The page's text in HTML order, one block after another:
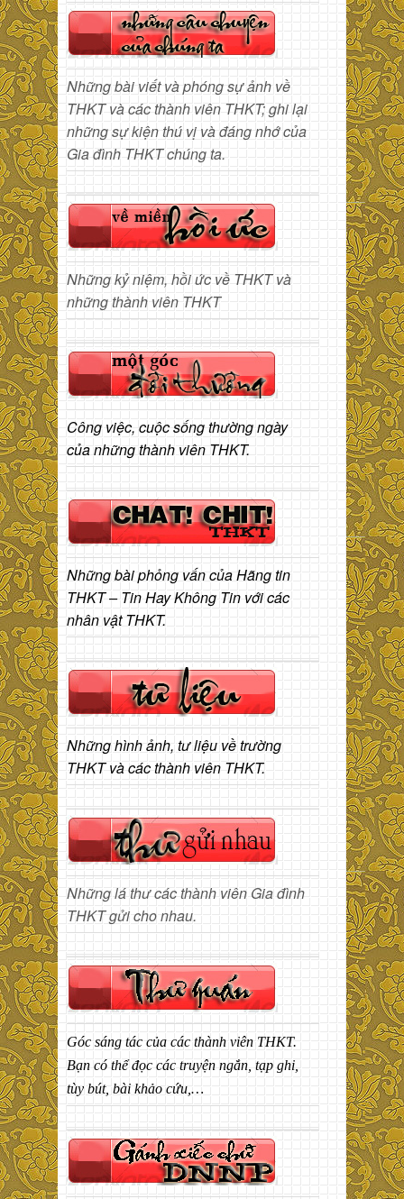
Những bài viết và phóng sự ảnh về
THKT và các thành viên THKT; ghi lại
những sự kiện thú vị và đáng nhớ của
Gia đình THKT chúng ta.
Những kỷ niệm, hồi ức về THKT và
những thành viên THKT
Công việc, cuộc sống thường ngày
của những thành viên THKT.
Những bài phỏng vấn của Hãng tin
THKT – Tin Hay Không Tin với các
nhân vật THKT.
Những hình ảnh, tư liệu về trường
THKT và các thành viên THKT.
Những lá thư các thành viên Gia đình
THKT gửi cho nhau.
Góc sáng tác của các thành viên THKT.
Bạn có thể đọc các truyện ngắn, tạp ghi,
tùy bút, bài khảo cứu,…